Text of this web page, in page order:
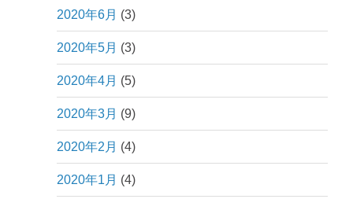
2020年6月 (3)
2020年5月 (3)
2020年4月 (5)
2020年3月 (9)
2020年2月 (4)
2020年1月 (4)